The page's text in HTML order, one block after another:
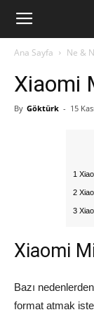
www.Teknoloji6.com
Ana Sayfa Ne &
Xiaomi
By Göktürk - 15
1
2
3
Xiaomi
Bazı
format atmak